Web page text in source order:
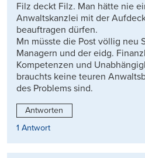
Filz deckt Filz. Man hätte nie
Anwaltskanzlei mit der
beauftragen dürfen.
Mn müsste die Post völlig neu
Managern und der eidg.
Kompetenzen und
brauchts keine teuren
des Problems sind.
Antworten
1 Antwort